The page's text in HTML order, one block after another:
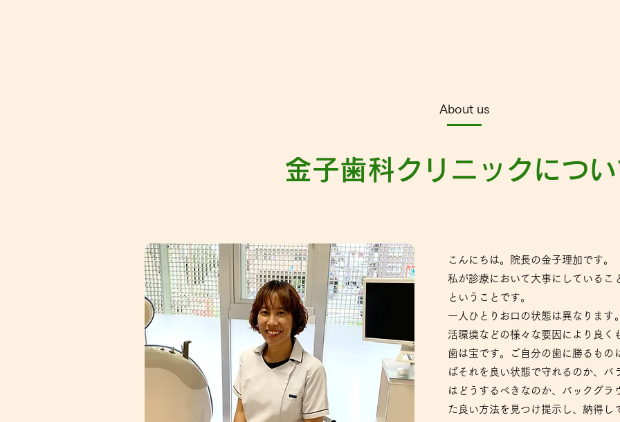
About us
金子歯科クリニックにつ
こんにちは。院長の金子理加です。
私が診療において大事にしているこ
ということです。
一人ひとりお口の状態は異なります
活環境などの様々な要因により良く
歯は宝です。ご自分の歯に勝るもの
ばそれを良い状態で守れるのか、
はどうするべきなのか、バックグ
た良い方法を見つけ提示し、納得